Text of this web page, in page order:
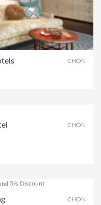
CHỌN
CHỌN
5% Discount
CHỌN